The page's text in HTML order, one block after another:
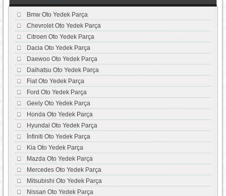
Bmw Oto Yedek Parça
Chevrolet Oto Yedek Parça
Citroen Oto Yedek Parça
Dacia Oto Yedek Parça
Daewoo Oto Yedek Parça
Daihatsu Oto Yedek Parça
Fiat Oto Yedek Parça
Ford Oto Yedek Parça
Geely Oto Yedek Parça
Honda Oto Yedek Parça
Hyundai Oto Yedek Parça
İnfiniti Oto Yedek Parça
Kia Oto Yedek Parça
Mazda Oto Yedek Parça
Mercedes Oto Yedek Parça
Mitsubishi Oto Yedek Parça
Nissan Oto Yedek Parça